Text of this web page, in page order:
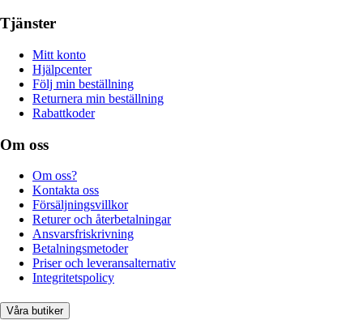
Tjänster
Mitt konto
Hjälpcenter
Följ min beställning
Returnera min beställning
Rabattkoder
Om oss
Om oss?
Kontakta oss
Försäljningsvillkor
Returer och återbetalningar
Ansvarsfriskrivning
Betalningsmetoder
Priser och leveransalternativ
Integritetspolicy
Våra butiker